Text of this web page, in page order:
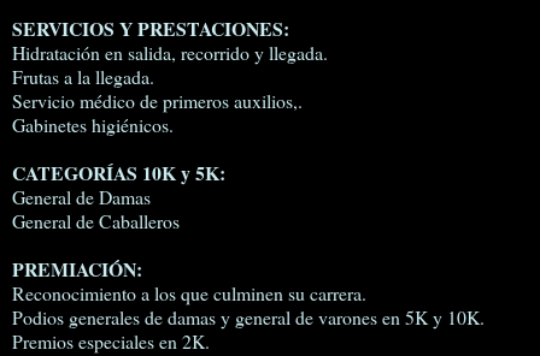
SERVICIOS Y PRESTACIONES:
Hidratación en salida, recorrido y llegada.
Frutas a la llegada.
Servicio médico de primeros auxilios,.
Gabinetes higiénicos.
CATEGORÍAS 10K y 5K:
General de Damas
General de Caballeros
PREMIACIÓN:
Reconocimiento a los que culminen su carrera.
Podios generales de damas y general de varones en 5K y 10K.
Premios especiales en 2K.